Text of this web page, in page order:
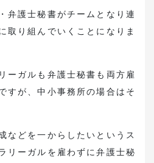
弁護士秘書がチームとなり連
取り組んでいくことになりま
ーガルも弁護士秘書も両方雇
すが、中小事務所の場合はそ
などを一からしたいというス
リーガルを雇わずに弁護士秘